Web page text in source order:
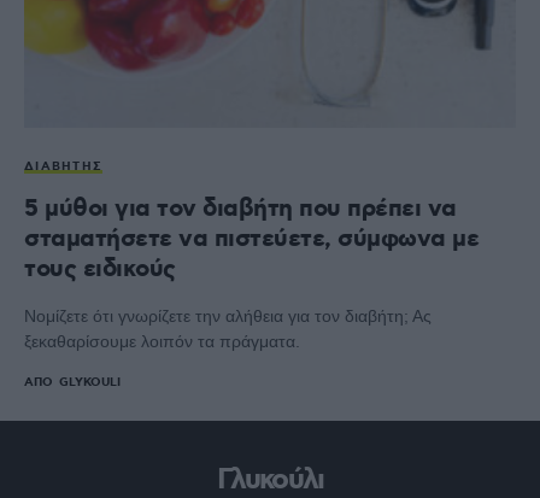
ΔΙΑΒΉΤΗΣ
5 μύθοι για τον διαβήτη που πρέπει να
σταματήσετε να πιστεύετε, σύμφωνα με
τους ειδικούς
Νομίζετε ότι γνωρίζετε την αλήθεια για τον διαβήτη; Ας
ξεκαθαρίσουμε λοιπόν τα πράγματα.
ΑΠΌ GLYKOULI
Γλυκούλι